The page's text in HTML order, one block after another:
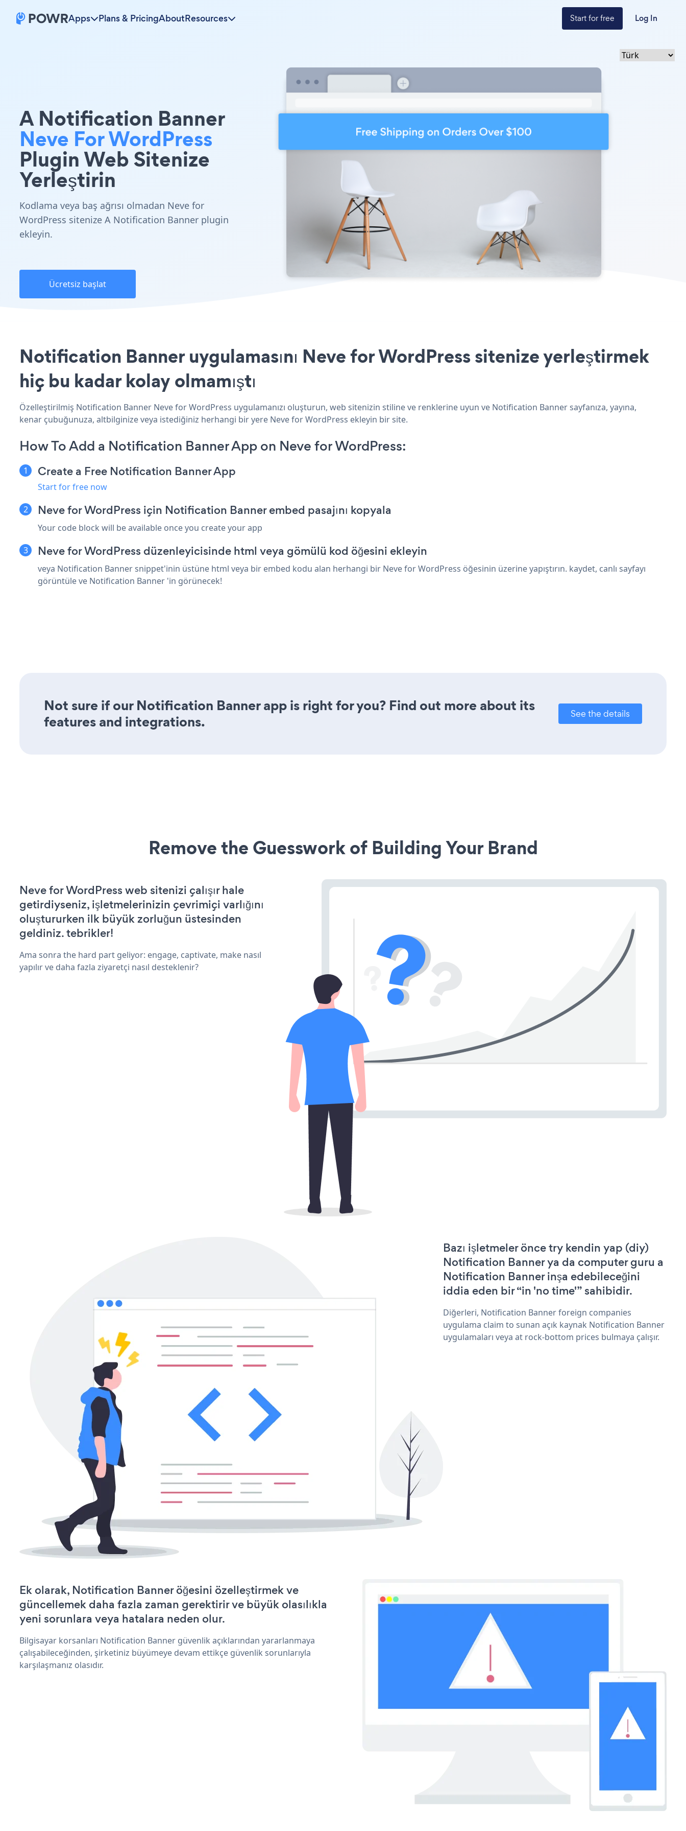
Apps Plans & PricingAboutResources Start for free Log In
A Notification Banner
Neve For WordPress
Plugin Web Sitenize
Yerleştirin
Kodlama veya baş ağrısı olmadan Neve for
WordPress sitenize A Notification Banner plugin
ekleyin.
Ücretsiz başlat
Notification Banner uygulamasını Neve for WordPress sitenize yerleştirmek
hiç bu kadar kolay olmamıştı
Özelleştirilmiş Notification Banner Neve for WordPress uygulamanızı oluşturun, web sitenizin stiline ve renklerine uyun ve Notification Banner sayfanıza, yayına,
kenar çubuğunuza, altbilginize veya istediğiniz herhangi bir yere Neve for WordPress ekleyin bir site.
How To Add a Notification Banner App on Neve for WordPress:
Create a Free Notification Banner App
Start for free now
Neve for WordPress için Notification Banner embed pasajını kopyala
Your code block will be available once you create your app
Neve for WordPress düzenleyicisinde html veya gömülü kod öğesini ekleyin
veya Notification Banner snippet'inin üstüne html veya bir embed kodu alan herhangi bir Neve for WordPress öğesinin üzerine yapıştırın. kaydet, canlı sayfayı
görüntüle ve Notification Banner 'in görünecek!
Not sure if our Notification Banner app is right for you? Find out more about its
features and integrations.
See the details
Remove the Guesswork of Building Your Brand
Neve for WordPress web sitenizi çalışır hale
getirdiyseniz, işletmelerinizin çevrimiçi varlığını
oluştururken ilk büyük zorluğun üstesinden
geldiniz. tebrikler!
Ama sonra the hard part geliyor: engage, captivate, make nasıl
yapılır ve daha fazla ziyaretçi nasıl desteklenir?
Bazı işletmeler önce try kendin yap (diy)
Notification Banner ya da computer guru a
Notification Banner inşa edebileceğini
iddia eden bir “in 'no time'” sahibidir.
Diğerleri, Notification Banner foreign companies
uygulama claim to sunan açık kaynak Notification Banner
uygulamaları veya at rock-bottom prices bulmaya çalışır.
Ek olarak, Notification Banner öğesini özelleştirmek ve
güncellemek daha fazla zaman gerektirir ve büyük olasılıkla
yeni sorunlara veya hatalara neden olur.
Bilgisayar korsanları Notification Banner güvenlik açıklarından yararlanmaya
çalışabileceğinden, şirketiniz büyümeye devam ettikçe güvenlik sorunlarıyla
karşılaşmanız olasıdır.